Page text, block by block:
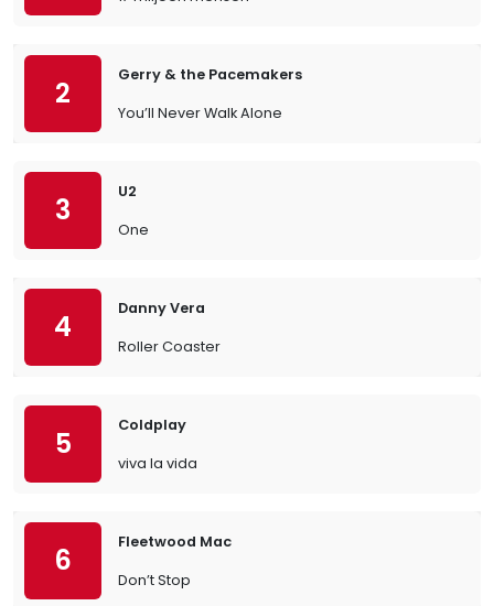
2
Gerry & the Pacemakers
You’ll Never Walk Alone
3
U2
One
4
Danny Vera
Roller Coaster
5
Coldplay
viva la vida
6
Fleetwood Mac
Don’t Stop